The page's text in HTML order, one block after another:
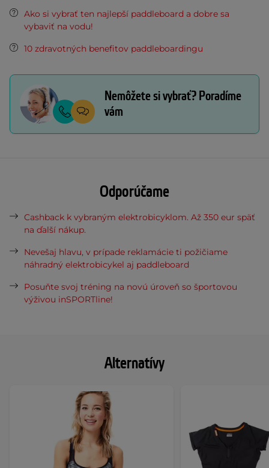
Alternatívy
Ako si vybrať ten najlepší paddleboard a dobre sa
vybaviť na vodu!
10 zdravotných benefitov paddleboardingu
Nemôžete si vybrať? Poradíme
vám
Odporúčame
Cashback k vybraným elektrobicyklom. Až 350 eur späť
na ďalší nákup.
Nevešaj hlavu, v prípade reklamácie ti požičiame
náhradný elektrobicykel aj paddleboard
Posuňte svoj tréning na novú úroveň so športovou
výživou inSPORTline!